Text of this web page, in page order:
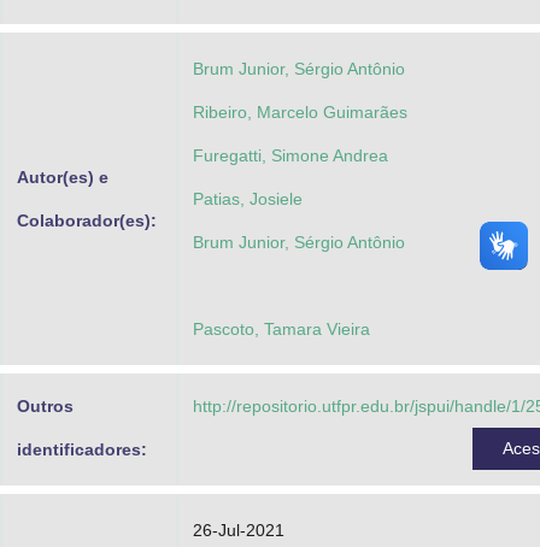
Autor(es) e
Colaborador(es):
Brum Junior, Sérgio Antônio
Ribeiro, Marcelo Guimarães
Furegatti, Simone Andrea
Patias, Josiele
Brum Junior, Sérgio Antônio
Pascoto, Tamara Vieira
Outros
identificadores:
http://repositorio.utfpr.edu.br/jspui/handle/1/
26-Jul-2021